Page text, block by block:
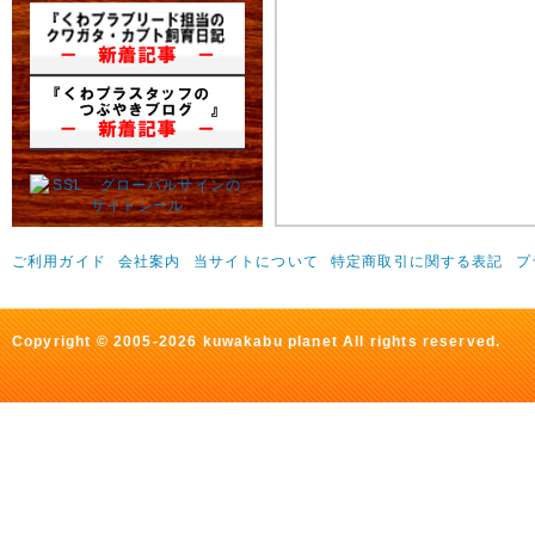
ご利用ガイド 会社案内 当サイトについて 特定商取引に関する表記 プ
Copyright © 2005-2026 kuwakabu planet All rights reserved.